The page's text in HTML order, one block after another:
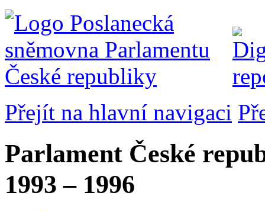
Přejít na hlavní navigaci
Parlament České
1993 – 1996